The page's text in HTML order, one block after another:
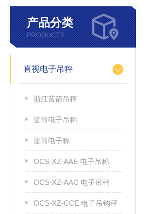
产品分类
PRODUCTS
直视电子吊秤
浙江蓝箭吊秤
蓝箭电子吊称
蓝箭电子称
OCS-XZ-AAE 电子吊称
OCS-XZ-AAC 电子吊秤
OCS-XZ-CCE 电子吊钩秤